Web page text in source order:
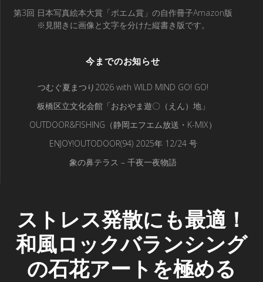
第3回 日本写真絵本大賞「ポエム賞」の自作冊子Amazon版
※見開きに画像と文字を分けた縦書き版です。
今までのお知らせ
つむぐ夏まつり2026 with WILD MIND GO! GO!
板橋区立文化会館「おおやま遊〇（えん）地」
OUTDOOR&FISHING（静岡エフエム放送・K-MIX）
ENJOY!OUTODOOR(94) 2025年 12/24 号
象の鼻テラス – 千夜一夜物語
ストレス発散にも最適！
和風ロックバランシング
の石花アートを極める